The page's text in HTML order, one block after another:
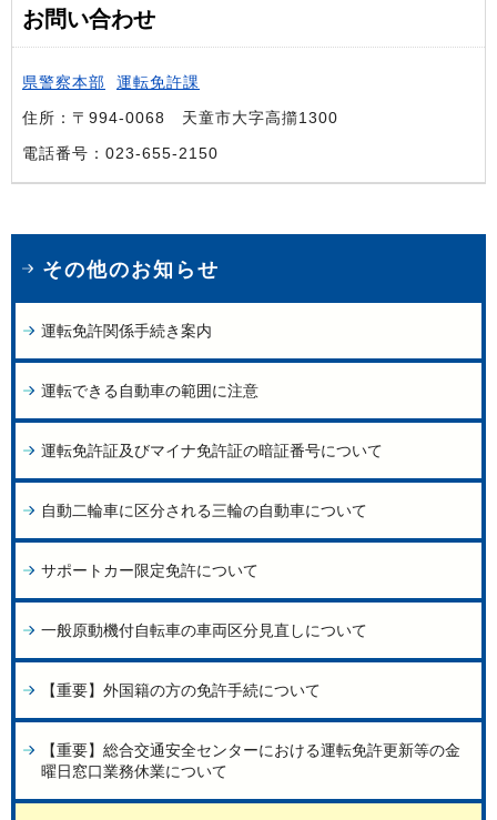
お問い合わせ
県警察本部
運転免許課
住所：〒994-0068 天童市大字高擶1300
電話番号：023-655-2150
その他のお知らせ
運転免許関係手続き案内
運転できる自動車の範囲に注意
運転免許証及びマイナ免許証の暗証番号について
自動二輪車に区分される三輪の自動車について
サポートカー限定免許について
一般原動機付自転車の車両区分見直しについて
【重要】外国籍の方の免許手続について
【重要】総合交通安全センターにおける運転免許更新等の金
曜日窓口業務休業について